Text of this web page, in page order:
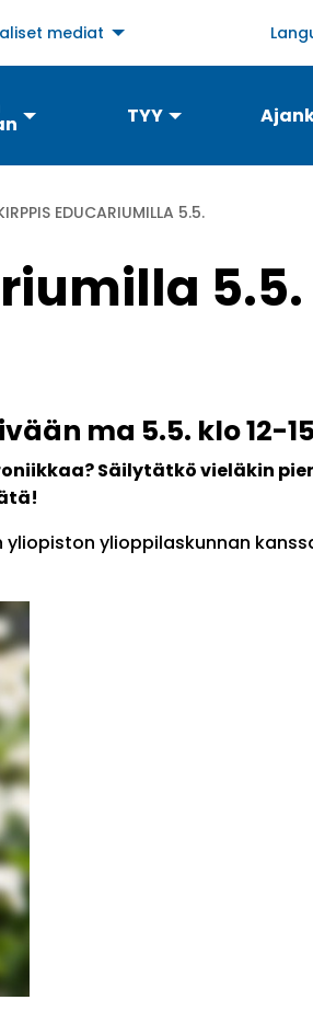
mediat
TYY
EDUCARIUMILLA 5.5.
5.5.
ma 5.5. klo 12-
Säilytätkö vieläkin
ylioppilaskunnan